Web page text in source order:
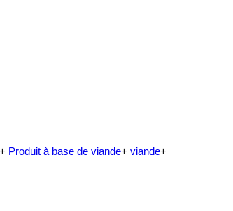
+ Produit à base de viande+ viande+